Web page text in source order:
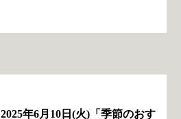
2025年6月10日(火)「季節のおす